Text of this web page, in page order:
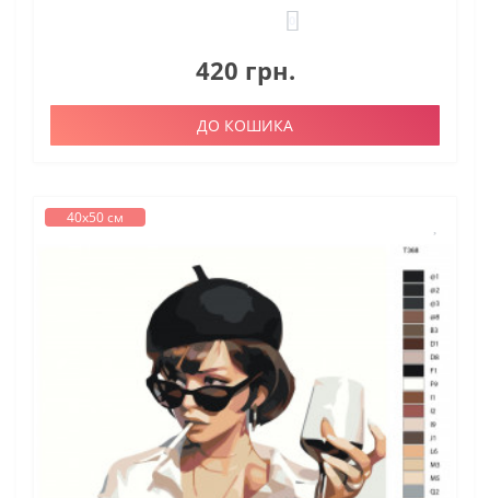
420 грн.
ДО КОШИКА
40х50 см